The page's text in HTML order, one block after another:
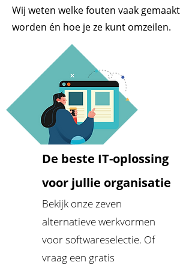
Wij weten welke fouten vaak gemaakt
worden én hoe je ze kunt omzeilen.
De beste IT-oplossing
voor jullie organisatie
Bekijk onze zeven
alternatieve werkvormen
voor softwareselectie. Of
vraag een gratis